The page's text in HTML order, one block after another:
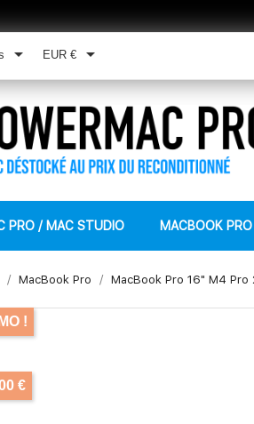
 EUR € 
PRO / MAC STUDIO MACBOOK PRO
MacBook Pro MacBook Pro 16" M4 Pro
!
€